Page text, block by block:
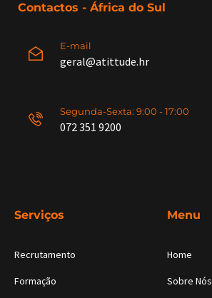
Contactos - África do Sul
E-mail
geral@atittude.hr
Segunda-Sexta: 9:00 - 17:00
072 351 9200
Serviços
Recrutamento
Formação
Menu
Home
Sobre Nós